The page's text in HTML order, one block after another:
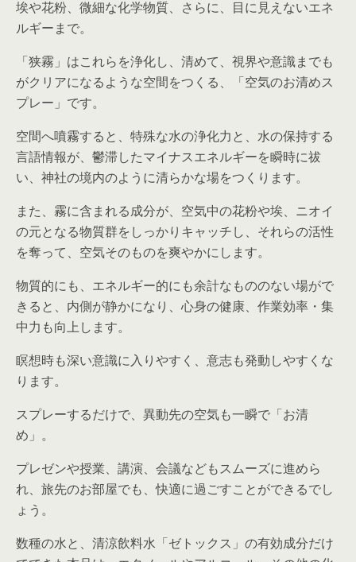
埃や花粉、微細な化学物質、さらに、目に見えないエネ
ルギーまで。
「狭霧」はこれらを浄化し、清めて、視界や意識までも
がクリアになるような空間をつくる、「空気のお清めス
プレー」です。
空間へ噴霧すると、特殊な水の浄化力と、水の保持する
言語情報が、鬱滞したマイナスエネルギーを瞬時に祓
い、神社の境内のように清らかな場をつくります。
また、霧に含まれる成分が、空気中の花粉や埃、ニオイ
の元となる物質群をしっかりキャッチし、それらの活性
を奪って、空気そのものを爽やかにします。
物質的にも、エネルギー的にも余計なもののない場がで
きると、内側が静かになり、心身の健康、作業効率・集
中力も向上します。
瞑想時も深い意識に入りやすく、意志も発動しやすくな
ります。
スプレーするだけで、異動先の空気も一瞬で「お清
め」。
プレゼンや授業、講演、会議などもスムーズに進めら
れ、旅先のお部屋でも、快適に過ごすことができるでし
ょう。
数種の水と、清涼飲料水「ゼトックス」の有効成分だけ